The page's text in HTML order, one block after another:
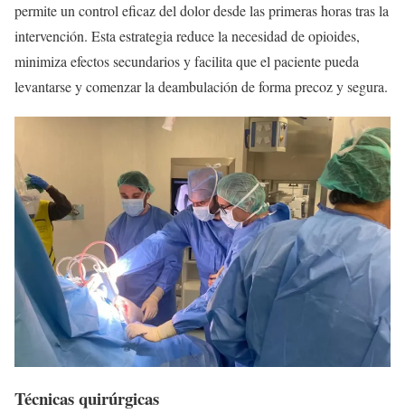
permite un control eficaz del dolor desde las primeras horas tras la
intervención. Esta estrategia reduce la necesidad de opioides,
minimiza efectos secundarios y facilita que el paciente pueda
levantarse y comenzar la deambulación de forma precoz y segura.
Técnicas quirúrgicas